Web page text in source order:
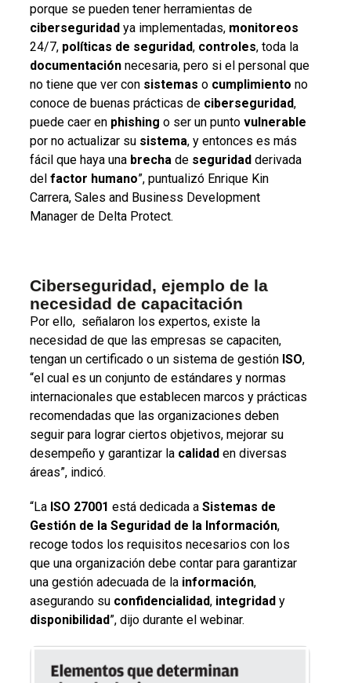
porque se pueden tener herramientas de
ciberseguridadya implementadas, monitoreos
24/7, políticas de seguridad, controles, toda la
documentaciónnecesaria, pero si el personal que
no tiene que ver con sistemas o cumplimiento no
conoce de buenas prácticas de ciberseguridad,
puede caer en phishing o ser un punto vulnerable
por no actualizar su sistema, y entonces es más
fácil que haya una brecha de seguridadderivada
del factor humano”, puntualizó Enrique Kin
Carrera, Sales and Business Development
Manager de Delta Protect.
Ciberseguridad, ejemplo de la
necesidad de capacitación
Por ello, señalaron los expertos, existe la
necesidad de que las empresas se capaciten,
tengan un certificado o un sistema de gestión ISO,
“el cual es un conjunto de estándares y normas
internacionales que establecen marcos y prácticas
recomendadas que las organizaciones deben
seguir para lograr ciertos objetivos, mejorar su
desempeño y garantizar la calidaden diversas
áreas”, indicó.
“La ISO 27001 está dedicada a Sistemas de
Gestión de la Seguridad de la Información,
recoge todos los requisitos necesarios con los
que una organización debe contar para garantizar
una gestión adecuada de la información,
asegurando su confidencialidad, integridady
disponibilidad”, dijo durante el webinar.